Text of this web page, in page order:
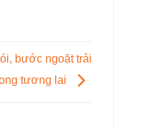
bước ngoặt trải
tương lai